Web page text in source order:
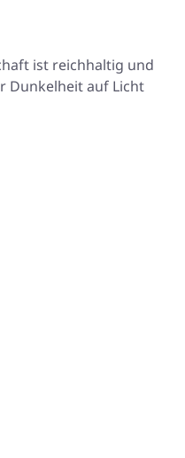
ist reichhaltig und
Dunkelheit auf Licht